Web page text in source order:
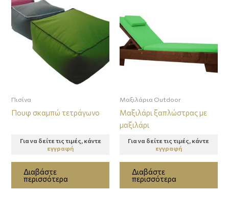
Πισίνα
Πουφ σκαμπώ τετράγωνο
Για να δείτε τις τιμές, κάντε
εγγραφή
Διαβάστε
περισσότερα
Μαξιλάρια Outdoor
Μαξιλάρι ξαπλώστρας με
μαξιλάρι
Για να δείτε τις τιμές, κάντε
εγγραφή
Διαβάστε
περισσότερα